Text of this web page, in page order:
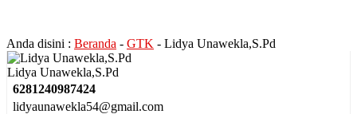
Anda disini : Beranda - GTK - Lidya Unawekla,S.Pd
Lidya Unawekla,S.Pd
6281240987424
lidyaunawekla54@gmail.com